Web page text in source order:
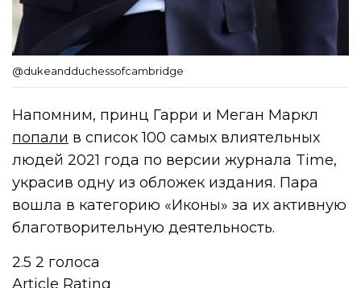
@dukeandduchessofcambridge
Напомним, принц Гарри и Меган Маркл
попали в список 100 самых влиятельных
людей 2021 года по версии журнала Time,
украсив одну из обложек издания. Пара
вошла в категорию «Иконы» за их активную
благотворительную деятельность.
2.5 2 голоса
Article Rating